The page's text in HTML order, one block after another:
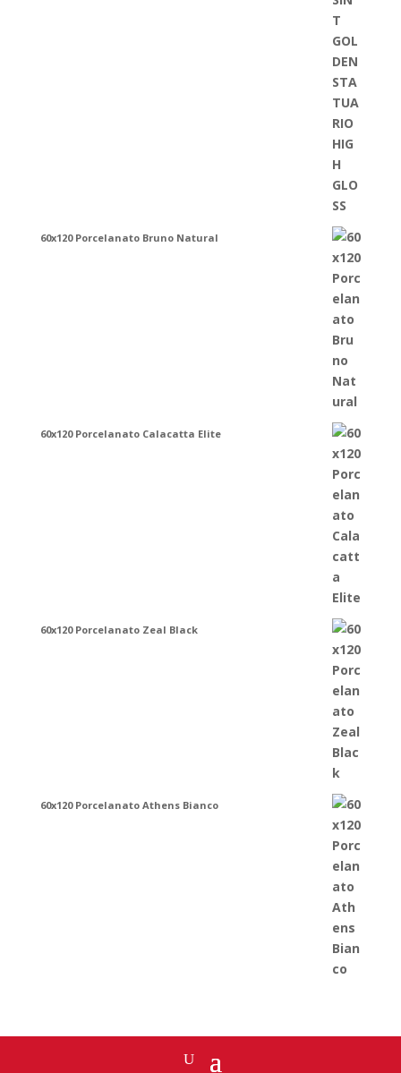
60x120 Porcelanato Bruno Natural
60x120 Porcelanato Calacatta Elite
60x120 Porcelanato Zeal Black
60x120 Porcelanato Athens Bianco